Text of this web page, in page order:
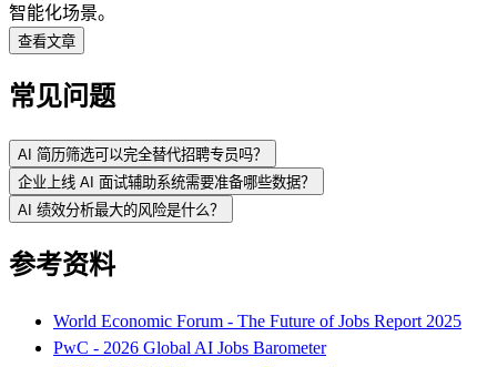
智能化场景。
查看文章
常见问题
AI 简历筛选可以完全替代招聘专员吗？
企业上线 AI 面试辅助系统需要准备哪些数据？
AI 绩效分析最大的风险是什么？
参考资料
World Economic Forum - The Future of Jobs Report 2025
PwC - 2026 Global AI Jobs Barometer